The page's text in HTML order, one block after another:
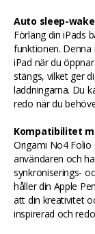
Auto sleep-
Förläng din iPads
funktionen.
iPad när du
stängs, vilket ger
laddningarna. Du
redo när du
Kompatibilitet
Origami No4
användaren och
synkroniserings-
håller din Apple
att din kreativitet
inspirerad och